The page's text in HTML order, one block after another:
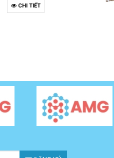
CHI TIẾT